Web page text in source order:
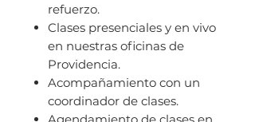
refuerzo.
Clases presenciales y en vivo
en nuestras oficinas de
Providencia.
Acompañamiento con un
coordinador de clases.